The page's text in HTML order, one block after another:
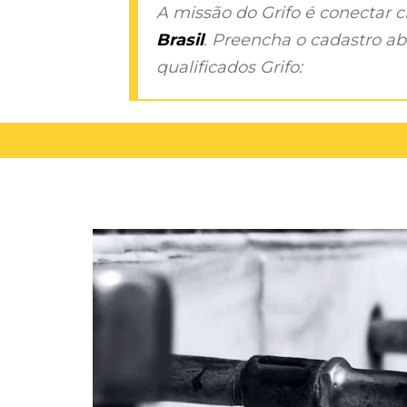
A missão do Grifo é conectar
Brasil. Preencha o cadastro
qualificados Grifo: